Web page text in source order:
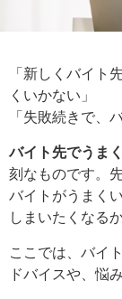
「新しくバイト
くいかない」
「失敗続きで、
バイト先でうま
刻なものです。
バイトがうまく
しまいたくなる
ここでは、バイ
ドバイスや、悩